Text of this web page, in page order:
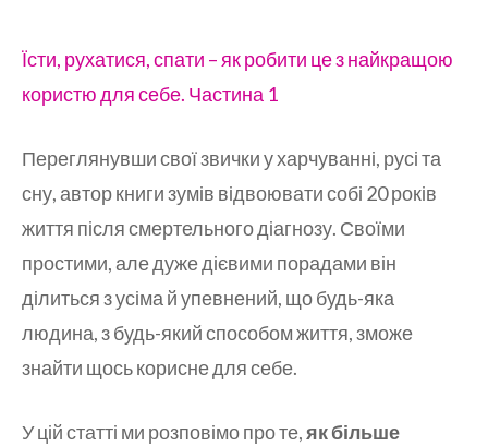
Їсти, рухатися, спати – як робити це з найкращою
користю для себе. Частина 1
Переглянувши свої звички у харчуванні, русі та
сну, автор книги зумів відвоювати собі 20 років
життя після смертельного діагнозу. Своїми
простими, але дуже дієвими порадами він
ділиться з усіма й упевнений, що будь-яка
людина, з будь-який способом життя, зможе
знайти щось корисне для себе.
У цій статті ми розповімо про те,як більше